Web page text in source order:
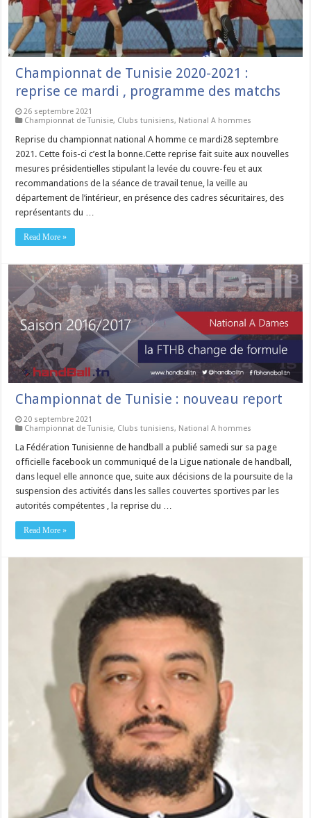
Championnat de Tunisie 2020-2021 :
reprise ce mardi , programme des matchs
26 septembre 2021
Championnat de Tunisie, Clubs tunisiens, National A hommes
Reprise du championnat national A homme ce mardi28 septembre
2021. Cette fois-ci c’est la bonne.Cette reprise fait suite aux nouvelles
mesures présidentielles stipulant la levée du couvre-feu et aux
recommandations de la séance de travail tenue, la veille au
département de l’intérieur, en présence des cadres sécuritaires, des
représentants du …
Read More »
Championnat de Tunisie : nouveau report
20 septembre 2021
Championnat de Tunisie, Clubs tunisiens, National A hommes
La Fédération Tunisienne de handball a publié samedi sur sa page
officielle facebook un communiqué de la Ligue nationale de handball,
dans lequel elle annonce que, suite aux décisions de la poursuite de la
suspension des activités dans les salles couvertes sportives par les
autorités compétentes , la reprise du …
Read More »